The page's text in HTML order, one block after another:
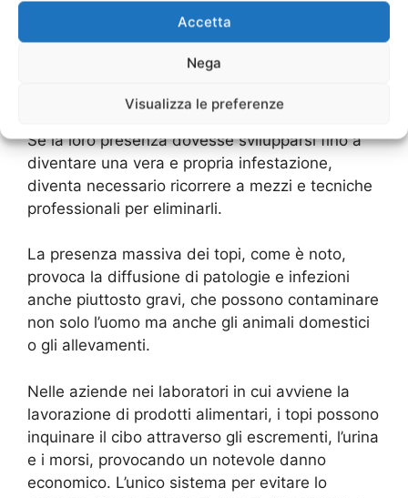
Accetta
Nega
Visualizza le preferenze
nelle campagne ma anche in tutti i luoghi
abitati, e la loro presenza è molto più
abbondante e diffusa di quanto si possa
Se la loro presenza dovesse svilupparsi fino a
diventare una vera e propria infestazione,
diventa necessario ricorrere a mezzi e tecniche
professionali per eliminarli.
La presenza massiva dei topi, come è noto,
provoca la diffusione di patologie e infezioni
anche piuttosto gravi, che possono contaminare
non solo l’uomo ma anche gli animali domestici
o gli allevamenti.
Nelle aziende nei laboratori in cui avviene la
lavorazione di prodotti alimentari, i topi possono
inquinare il cibo attraverso gli escrementi, l’urina
e i morsi, provocando un notevole danno
economico. L’unico sistema per evitare lo